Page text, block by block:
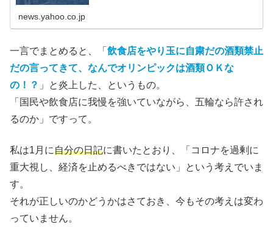
news.yahoo.co.jp
一言でまとめると、「 飲食店をやり玉に自粛だの酒類禁止
だの言ってきて、なんでオリンピックは酒類ＯＫな
の！？ 」と炎上した、というもの。
「国民や飲食店に我慢を強いていながら、五輪なら許され
るのか」ですって。
私は1月に自分の日記に書いたとおり、「コロナを過剰に
重大視し、経済を止めるべきではない」という考えでいま
す。
それが正しいのかどうかはさておき、今もその考えは変わ
っていません。